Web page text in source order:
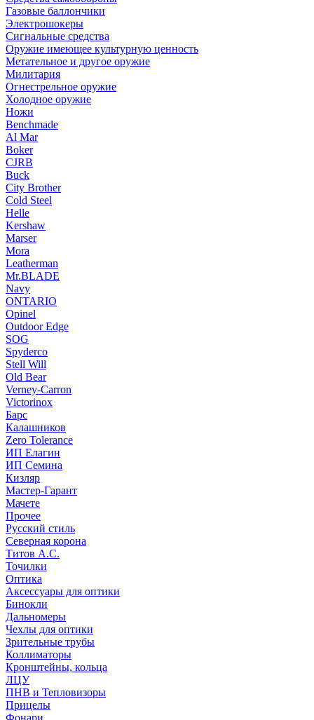
Газовые баллончики
Электрошокеры
Сигнальные средства
Оружие имеющее культурную ценность
Метательное и другое оружие
Милитария
Огнестрельное оружие
Холодное оружие
Ножи
Benchmade
Al Mar
Boker
CJRB
Buck
City Brother
Cold Steel
Helle
Kershaw
Marser
Mora
Leatherman
Mr.BLADE
Navy
ONTARIO
Opinel
Outdoor Edge
SOG
Spyderco
Stell Will
Old Bear
Verney-Carron
Victorinox
Барс
Калашников
Zero Tolerance
ИП Елагин
ИП Семина
Кизляр
Мастер-Гарант
Мачете
Прочее
Русский стиль
Северная корона
Титов А.С.
Точилки
Оптика
Аксессуары для оптики
Бинокли
Дальномеры
Чехлы для оптики
Зрительные трубы
Коллиматоры
Кронштейны, кольца
ЛЦУ
ПНВ и Тепловизоры
Прицелы
Фонари